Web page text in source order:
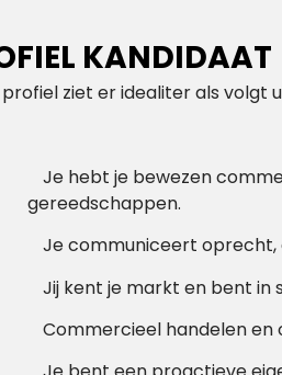
KANDIDAAT
ziet er idealiter als volgt
je bewezen
oprecht,
je markt en bent in
handelen en